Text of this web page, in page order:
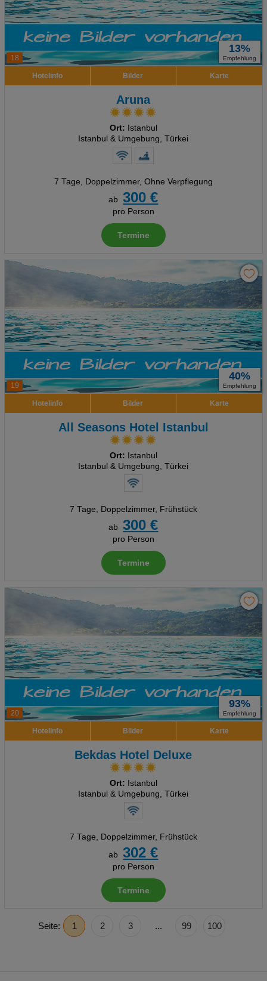
18
13%
Empfehlung
Hotelinfo Bilder Karte
Aruna
Ort: Istanbul
Istanbul & Umgebung, Türkei
7 Tage, Doppelzimmer, Ohne Verpflegung
ab
300 €
pro Person
Termine
19
40%
Empfehlung
Hotelinfo Bilder Karte
All Seasons Hotel Istanbul
Ort: Istanbul
Istanbul & Umgebung, Türkei
7 Tage, Doppelzimmer, Frühstück
ab
300 €
pro Person
Termine
20
93%
Empfehlung
Hotelinfo Bilder Karte
Bekdas Hotel Deluxe
Ort: Istanbul
Istanbul & Umgebung, Türkei
7 Tage, Doppelzimmer, Frühstück
ab
302 €
pro Person
Termine
Seite: 1 2 3 ... 99 100